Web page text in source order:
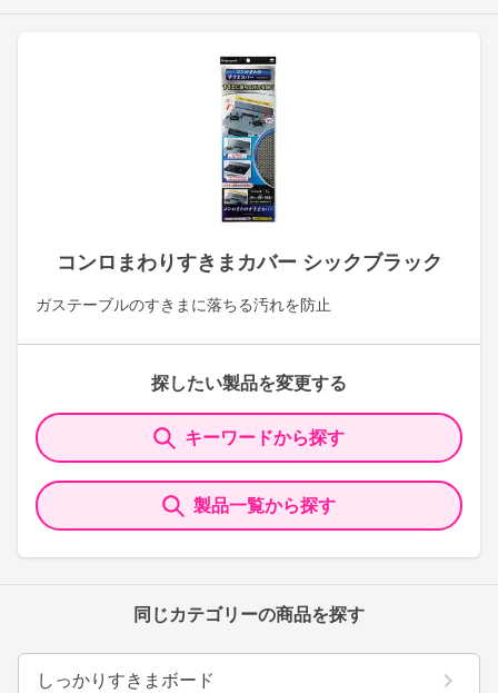
コンロまわりすきまカバー シックブラック
ガステーブルのすきまに落ちる汚れを防止
探したい製品を変更する
キーワードから探す
製品一覧から探す
同じカテゴリーの商品を探す
しっかりすきまボード